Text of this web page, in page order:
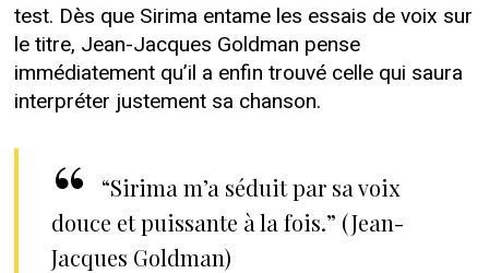
test. Dès que Sirima entame les essais de voix sur
le titre, Jean-Jacques Goldman pense
immédiatement qu’il a enfin trouvé celle qui saura
interpréter justement sa chanson.
“Sirima m’a séduit par sa voix
douce et puissante à la fois.” (Jean-
Jacques Goldman)